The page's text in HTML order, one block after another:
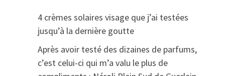
4 crèmes solaires visage que j’ai testées
jusqu’à la dernière goutte
Après avoir testé des dizaines de parfums,
c’est celui-ci qui m’a valu le plus de